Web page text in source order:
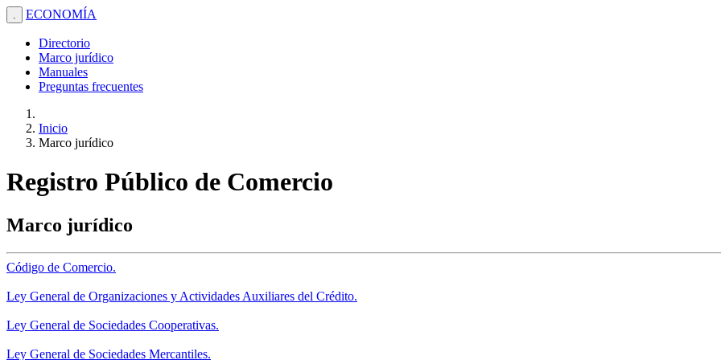
. ECONOMÍA
Directorio
Marco jurídico
Manuales
Preguntas frecuentes
Inicio
Marco jurídico
Registro Público de Comercio
Marco jurídico
Código de Comercio.
Ley General de Organizaciones y Actividades Auxiliares del Crédito.
Ley General de Sociedades Cooperativas.
Ley General de Sociedades Mercantiles.